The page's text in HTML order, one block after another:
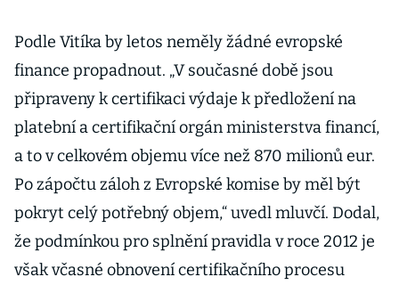
Podle Vitíka by letos neměly žádné evropské
finance propadnout. „V současné době jsou
připraveny k certifikaci výdaje k předložení na
platební a certifikační orgán ministerstva financí,
a to v celkovém objemu více než 870 milionů eur.
Po zápočtu záloh z Evropské komise by měl být
pokryt celý potřebný objem,“ uvedl mluvčí. Dodal,
že podmínkou pro splnění pravidla v roce 2012 je
však včasné obnovení certifikačního procesu